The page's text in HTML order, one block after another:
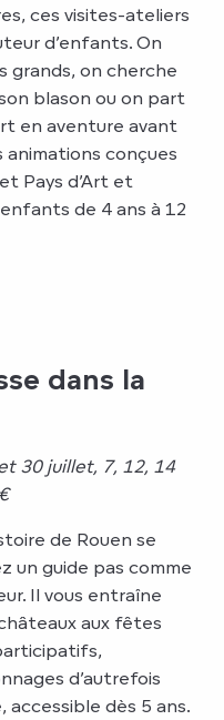
ces visites-ateliers
d’enfants. On
grands, on cherche
blason ou on part
en aventure avant
animations conçues
Pays d’Art et
de 4 ans à 12
dans la
30 juillet, 7, 12, 14
de Rouen se
un guide pas comme
Il vous entraîne
aux fêtes
d’autrefois
dès 5 ans.